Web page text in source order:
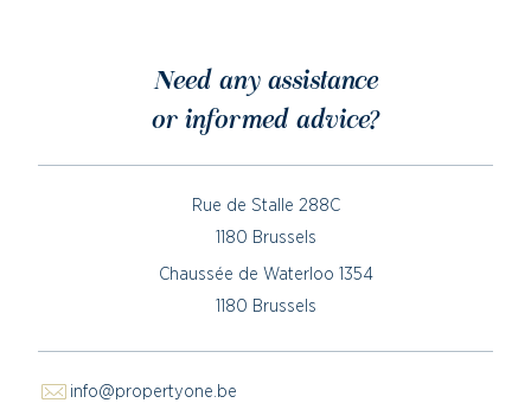
Need any assistance
or informed advice?
Rue de Stalle 288C
1180 Brussels
Chaussée de Waterloo 1354
1180 Brussels
info@propertyone.be